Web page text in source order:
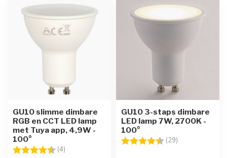
GU10 slimme dimbare
RGB en CCT LED lamp
met Tuya app, 4,9W -
100°
Beoordeling: (4)
GU10 3-staps dimbare
LED lamp 7W, 2700K -
100°
Beoordeling: (29)